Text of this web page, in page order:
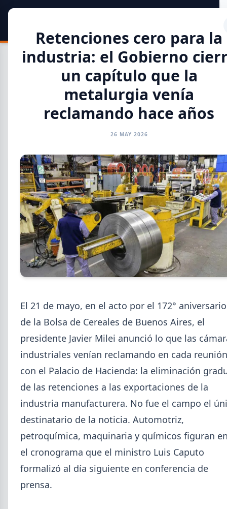
Toda la Información
CAMARAS
Cheques rechazados en alza: la
cadena de pagos metalúrgica
en casi seis años. El caso Metalfor expone la tensión
que crece en la cadena de pagos metalúrgica.
Retenciones cero para la
industria: el Gobierno
un capítulo que la
metalurgia venía
reclamando hace años
26 MAY 2026
El 21 de mayo, en el acto por el 172° aniversario
de la Bolsa de Cereales de Buenos Aires, el
presidente Javier Milei anunció lo que las
industriales venían reclamando en cada reunión
con el Palacio de Hacienda: la eliminación
de las retenciones a las exportaciones de la
industria manufacturera. No fue el campo el
destinatario de la noticia. Automotriz,
petroquímica, maquinaria y químicos figuran
el cronograma que el ministro Luis Caputo
formalizó al día siguiente en conferencia de
prensa.